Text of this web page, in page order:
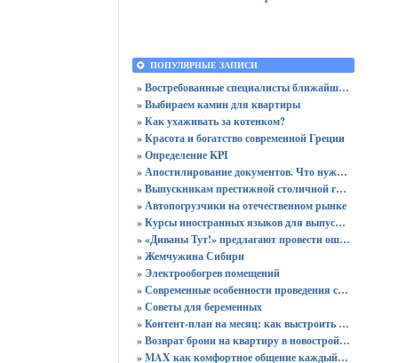
ПОПУЛЯРНЫЕ ЗАПИСИ
» Востребованные специалисты ближайшего будущего
» Выбираем камин для квартиры
» Как ухаживать за котенком?
» Красота и богатство современной Греции
» Определение KPI
» Апостилирование документов. Что нужно учитывать?
» Выпускникам престижной столичной гимназии вручены 64 аттестата
» Автопогрузчики на отечественном рынке
» Курсы иностранных языков для выпускников
» «Диваны Тут!» предлагают провести ошеломительную ночь!
» Жемчужина Сибири
» Электрообогрев помещений
» Современные особенности проведения сертификации
» Советы для беременных
» Контент-план на месяц: как выстроить стратегию публикаций без хаоса
» Возврат брони на квартиру в новостройке - пошаговая инструкция и советы юриста
» MAX как комфортное общение каждый день: звонки без ограничений и файлы до 4 ГБ